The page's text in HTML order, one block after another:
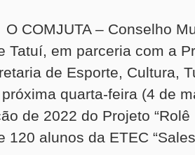
COMJUTA – Conselho
Tatuí, em parceria com a
de Esporte, Cultura,
quarta-feira (4 de
de 2022 do Projeto “Rolê
120 alunos da ETEC